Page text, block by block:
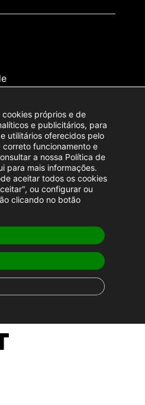
cookies próprios e de
e publicitários, para
utilitários oferecidos pelo
funcionamento e
a nossa Política de
para mais informações.
aceitar todos os cookies
ou configurar ou
clicando no botão